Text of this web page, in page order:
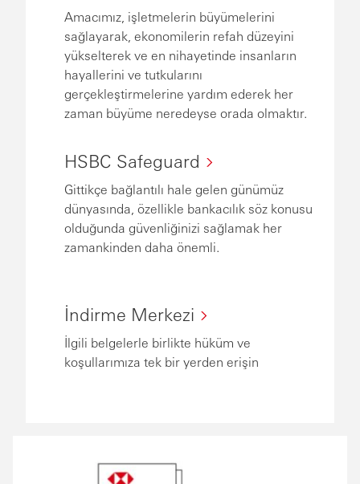
Amacımız, işletmelerin büyümelerini
sağlayarak, ekonomilerin refah düzeyini
yükselterek ve en nihayetinde insanların
hayallerini ve tutkularını
gerçekleştirmelerine yardım ederek her
zaman büyüme neredeyse orada olmaktır.
HSBC Safeguard
Gittikçe bağlantılı hale gelen günümüz
dünyasında, özellikle bankacılık söz konusu
olduğunda güvenliğinizi sağlamak her
zamankinden daha önemli.
İndirme Merkezi
İlgili belgelerle birlikte hüküm ve
koşullarımıza tek bir yerden erişin